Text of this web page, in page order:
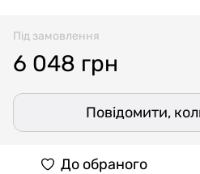
Під замовлення
6 048 грн
Повідомити,
До обраного